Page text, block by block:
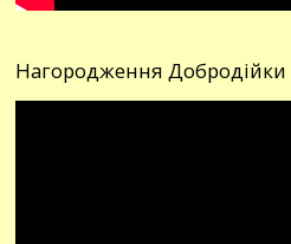
Нагородження Добродійки